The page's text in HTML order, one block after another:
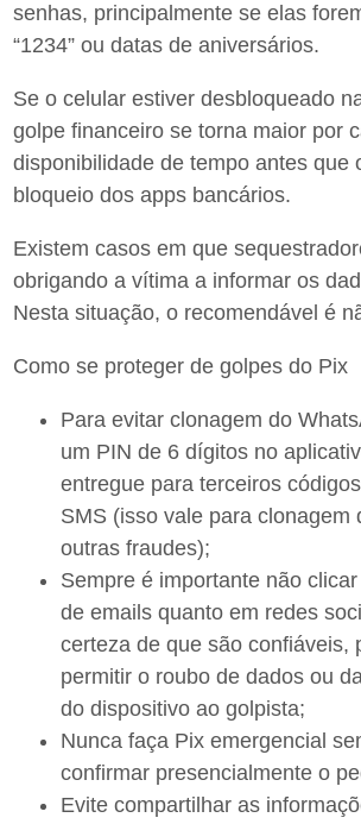
senhas, principalmente se elas
“1234” ou datas de aniversários.
Se o celular estiver desbloqueado
golpe financeiro se torna maior por
disponibilidade de tempo antes que
bloqueio dos apps bancários.
Existem casos em que
obrigando a vítima a informar os
Nesta situação, o recomendável é
Como se proteger de golpes do Pix
Para evitar clonagem do
um PIN de 6 dígitos no
entregue para terceiros
SMS (isso vale para clonagem
outras fraudes);
Sempre é importante não
de emails quanto em redes
certeza de que são confiáveis,
permitir o roubo de dados ou
do dispositivo ao golpista;
Nunca faça Pix emergencial
confirmar presencialmente o
Evite compartilhar as